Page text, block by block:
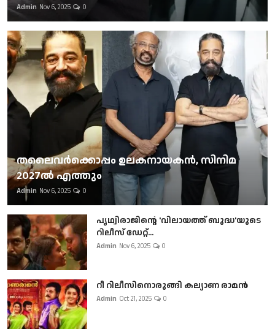
Admin Nov 6, 2025 0
തലൈവര്‍ക്കൊപ്പം ഉലകനായകന്‍, സിനിമ
2027ല്‍ എത്തും
Admin Nov 6, 2025 0
പൃഥ്വിരാജിന്റെ 'വിലായത്ത് ബുദ്ധ'യുടെ
റിലീസ് ഡേറ്റ്...
Admin Nov 6, 2025 0
റീ റിലീസിനൊരുങ്ങി കല്യാണ രാമൻ
Admin Oct 21, 2025 0